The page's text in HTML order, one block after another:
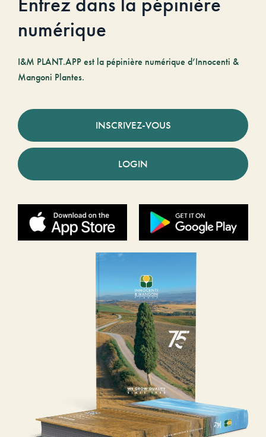
numérique
I&M PLANT.APP est la pépinière numérique d’Innocenti &
Mangoni Plantes.
INSCRIVEZ-VOUS
LOGIN